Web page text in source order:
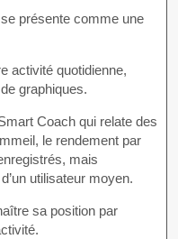
présente comme une
activité quotidienne,
graphiques.
Coach qui relate des
le rendement par
mais
utilisateur moyen.
sa position par